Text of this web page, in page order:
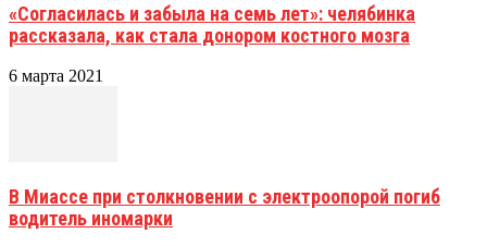
«Согласилась и забыла на семь лет»: челябинка
рассказала, как стала донором костного мозга
6 марта 2021
В Миассе при столкновении с электроопорой погиб
водитель иномарки